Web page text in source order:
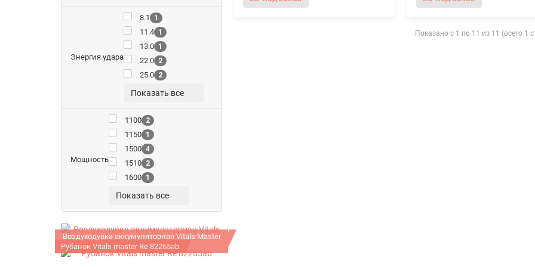
Энергия удара
8.1 1
11.4 1
13.0 1
22.0 2
25.0 2
Показать все
Мощность
1100 2
1150 1
1500 4
1510 2
1600 1
Показать все
Воздуходувка аккумуляторная Vitals Master
ALP 1817p
Рубанок Vitals master Re 82265ab
Показано с 1 по 11 из 11 (всего 1